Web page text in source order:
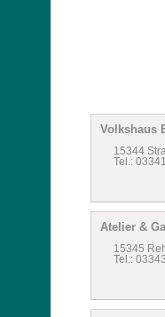
Volkshaus
15344
Tel.:
Atelier &
15345
Tel.: